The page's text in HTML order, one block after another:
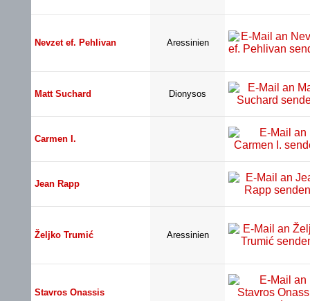
Nevzet ef. Pehlivan Aressinien
Matt Suchard Dionysos
Carmen I.
Jean Rapp
Željko Trumić Aressinien
Stavros Onassis